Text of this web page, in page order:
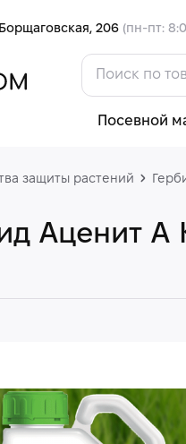
206 (пн-пт:
Посевной
защиты растений
Аценит А